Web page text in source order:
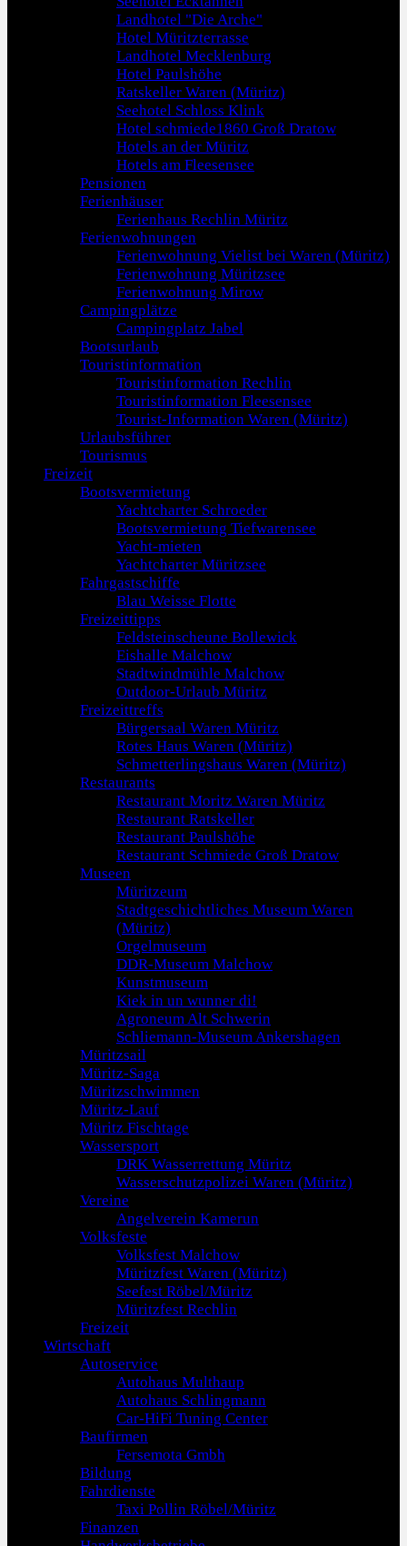
Landhotel "Die Arche"
Hotel Müritzterrasse
Landhotel Mecklenburg
Hotel Paulshöhe
Ratskeller Waren (Müritz)
Seehotel Schloss Klink
Hotel schmiede1860 Groß Dratow
Hotels an der Müritz
Hotels am Fleesensee
Pensionen
Ferienhäuser
Ferienhaus Rechlin Müritz
Ferienwohnungen
Ferienwohnung Vielist bei Waren (Müritz)
Ferienwohnung Müritzsee
Ferienwohnung Mirow
Campingplätze
Campingplatz Jabel
Bootsurlaub
Touristinformation
Touristinformation Rechlin
Touristinformation Fleesensee
Tourist-Information Waren (Müritz)
Urlaubsführer
Tourismus
Freizeit
Bootsvermietung
Yachtcharter Schroeder
Bootsvermietung Tiefwarensee
Yacht-mieten
Yachtcharter Müritzsee
Fahrgastschiffe
Blau Weisse Flotte
Freizeittipps
Feldsteinscheune Bollewick
Eishalle Malchow
Stadtwindmühle Malchow
Outdoor-Urlaub Müritz
Freizeittreffs
Bürgersaal Waren Müritz
Rotes Haus Waren (Müritz)
Schmetterlingshaus Waren (Müritz)
Restaurants
Restaurant Moritz Waren Müritz
Restaurant Ratskeller
Restaurant Paulshöhe
Restaurant Schmiede Groß Dratow
Museen
Müritzeum
Stadtgeschichtliches Museum Waren
(Müritz)
Orgelmuseum
DDR-Museum Malchow
Kunstmuseum
Kiek in un wunner di!
Agroneum Alt Schwerin
Schliemann-Museum Ankershagen
Müritzsail
Müritz-Saga
Müritzschwimmen
Müritz-Lauf
Müritz Fischtage
Wassersport
DRK Wasserrettung Müritz
Wasserschutzpolizei Waren (Müritz)
Vereine
Angelverein Kamerun
Volksfeste
Volksfest Malchow
Müritzfest Waren (Müritz)
Seefest Röbel/Müritz
Müritzfest Rechlin
Freizeit
Wirtschaft
Autoservice
Autohaus Multhaup
Autohaus Schlingmann
Car-HiFi Tuning Center
Baufirmen
Fersemota Gmbh
Bildung
Fahrdienste
Taxi Pollin Röbel/Müritz
Finanzen